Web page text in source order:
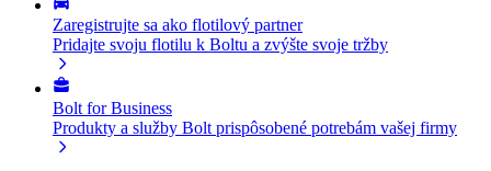
Zaregistrujte sa ako flotilový partner
Pridajte svoju flotilu k Boltu a zvýšte svoje tržby
Bolt for Business
Produkty a služby Bolt prispôsobené potrebám vašej firmy